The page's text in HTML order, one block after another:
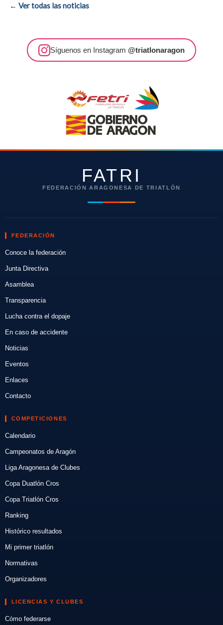
← Ver todas las noticias
Síguenos en Instagram @triatlonaragon
FATRI
FEDERACIÓN ARAGONESA DE TRIATLÓN
FEDERACIÓN
Conoce la federación
Junta Directiva
Asamblea
Transparencia
Lucha contra el dopaje
En caso de accidente
Noticias
Eventos
Enlaces
Contacto
COMPETICIONES
Calendario
Campeonatos de Aragón
Liga Aragonesa de Clubes
Copa Duatlón Cros
Copa Triatlón Cros
Ranking
Histórico resultados
Mi primer triatlón
Normativas
Organizadores
LICENCIAS Y CLUBES
Cómo federarse